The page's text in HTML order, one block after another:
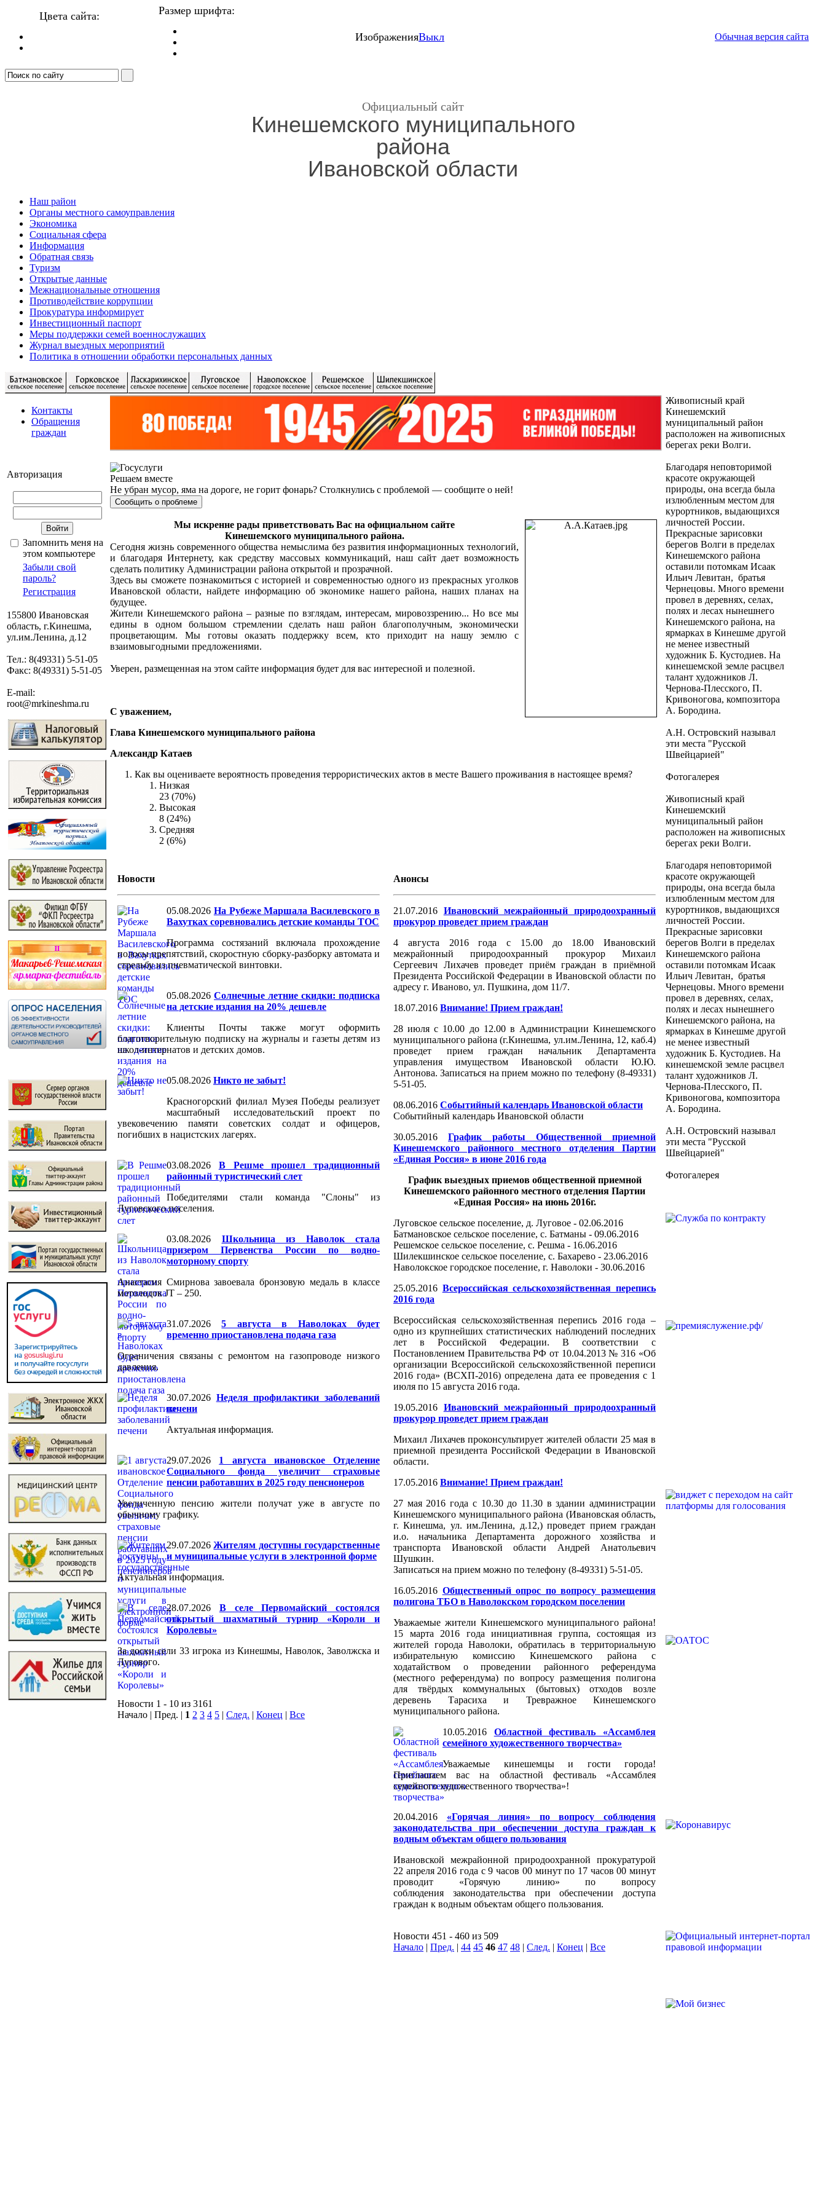
Цвета сайта: Размер шрифта:
ИзображенияВыкл Обычная версия сайта
Официальный сайт
Кинешемского муниципального
района
Ивановской области
Наш район
Органы местного самоуправления
Экономика
Социальная сфера
Информация
Обратная связь
Туризм
Открытые данные
Межнациональные отношения
Противодействие коррупции
Прокуратура информирует
Инвестиционный паспорт
Меры поддержки семей военнослужащих
Журнал выездных мероприятий
Политика в отношении обработки персональных данных
Контакты
Обращения
граждан
Авторизация
Запомнить меня на
этом компьютере
Забыли свой
пароль?
Регистрация
155800 Ивановская
область, г.Кинешма,
ул.им.Ленина, д.12
Тел.: 8(49331) 5-51-05
Факс: 8(49331) 5-51-05
E-mail:
root@mrkineshma.ru
Решаем вместе
Не убран мусор, яма на дороге, не горит фонарь? Столкнулись с проблемой — сообщите о ней!
Сообщить о проблеме
Мы искренне рады приветствовать Вас на официальном сайте
Кинешемского муниципального района.
Сегодня жизнь современного общества немыслима без развития информационных технологий,
и благодаря Интернету, как средству массовых коммуникаций, наш сайт дает возможность
сделать политику Администрации района открытой и прозрачной.
Здесь вы сможете познакомиться с историей и современностью одного из прекрасных уголков
Ивановской области, найдете информацию об экономике нашего района, наших планах на
будущее.
Жители Кинешемского района – разные по взглядам, интересам, мировоззрению... Но все мы
едины в одном большом стремлении сделать наш район благополучным, экономически
процветающим. Мы готовы оказать поддержку всем, кто приходит на нашу землю с
взаимовыгодными предложениями.
Уверен, размещенная на этом сайте информация будет для вас интересной и полезной.
С уважением,
Глава Кинешемского муниципального района
Александр Катаев
Как вы оцениваете вероятность проведения террористических актов в месте Вашего проживания в настоящее время?
Низкая
23 (70%)
Высокая
8 (24%)
Средняя
2 (6%)
Новости
05.08.2026 На Рубеже Маршала Василевского в
Вахутках соревновались детские команды ТОС
Программа состязаний включала прохождение
полосы препятствий, скоростную сборку-разборку автомата и
стрельбу из пневматической винтовки.
05.08.2026 Солнечные летние скидки: подписка
на детские издания на 20% дешевле
Клиенты Почты также могут оформить
благотворительную подписку на журналы и газеты детям из
школ-интернатов и детских домов.
05.08.2026 Никто не забыт!
Красногорский филиал Музея Победы реализует
масштабный исследовательский проект по
увековечению памяти советских солдат и офицеров,
погибших в нацистских лагерях.
03.08.2026
В Решме прошел традиционный
районный туристический слет
Победителями стали команда "Слоны" из
Луговского поселения.
03.08.2026
Школьница из Наволок стала
призером Первенства России по водно-
моторному спорту
Анастасия Смирнова завоевала бронзовую медаль в классе
мотолодок JT – 250.
31.07.2026
5 августа в Наволоках будет
временно приостановлена подача газа
Ограничения связаны с ремонтом на газопроводе низкого
давления.
30.07.2026 Неделя профилактики заболеваний
печени
Актуальная информация.
29.07.2026
1 августа ивановское Отделение
Социального фонда увеличит страховые
пенсии работавших в 2025 году пенсионеров
Увеличенную пенсию жители получат уже в августе по
обычному графику.
29.07.2026 Жителям доступны государственные
и муниципальные услуги в электронной форме
Актуальная информация.
28.07.2026
В селе Первомайский состоялся
открытый шахматный турнир «Короли и
Королевы»
За доски сели 33 игрока из Кинешмы, Наволок, Заволжска и
Лугового.
Новости 1 - 10 из 3161
Начало | Пред. | 1 2 3 4 5 | След. | Конец | Все
Анонсы
21.07.2016 Ивановский межрайонный природоохранный
прокурор проведет прием граждан
4 августа 2016 года с 15.00 до 18.00 Ивановский
межрайонный природоохранный прокурор Михаил
Сергеевич Лихачев проведет приём граждан в приёмной
Президента Российской Федерации в Ивановской области по
адресу г. Иваново, ул. Пушкина, дом 11/7.
18.07.2016 Внимание! Прием граждан!
28 июля с 10.00 до 12.00 в Администрации Кинешемского
муниципального района (г.Кинешма, ул.им.Ленина, 12, каб.4)
проведет прием граждан начальник Департамента
управления имуществом Ивановской области Ю.Ю.
Антонова. Записаться на прием можно по телефону (8-49331)
5-51-05.
08.06.2016 Событийный календарь Ивановской области
Событийный календарь Ивановской области
30.05.2016
График работы Общественной приемной
Кинешемского районного местного отделения Партии
«Единая Россия» в июне 2016 года
График выездных приемов общественной приемной
Кинешемского районного местного отделения Партии
«Единая Россия» на июнь 2016г.
Луговское сельское поселение, д. Луговое - 02.06.2016
Батмановское сельское поселение, с. Батманы - 09.06.2016
Решемское сельское поселение, с. Решма - 16.06.2016
Шилекшинское сельское поселение, с. Бахарево - 23.06.2016
Наволокское городское поселение, г. Наволоки - 30.06.2016
25.05.2016 Всероссийская сельскохозяйственная перепись
2016 года
Всероссийская сельскохозяйственная перепись 2016 года –
одно из крупнейших статистических наблюдений последних
лет в Российской Федерации. В соответствии с
Постановлением Правительства РФ от 10.04.2013 № 316 «Об
организации Всероссийской сельскохозяйственной переписи
2016 года» (ВСХП-2016) определена дата ее проведения с 1
июля по 15 августа 2016 года.
19.05.2016 Ивановский межрайонный природоохранный
прокурор проведет прием граждан
Михаил Лихачев проконсультирует жителей области 25 мая в
приемной президента Российской Федерации в Ивановской
области.
17.05.2016 Внимание! Прием граждан!
27 мая 2016 года с 10.30 до 11.30 в здании администрации
Кинешемского муниципального района (Ивановская область,
г. Кинешма, ул. им.Ленина, д.12,) проведет прием граждан
и.о. начальника Департамента дорожного хозяйства и
транспорта Ивановской области Андрей Анатольевич
Шушкин.
Записаться на прием можно по телефону (8-49331) 5-51-05.
16.05.2016 Общественный опрос по вопросу размещения
полигона ТБО в Наволокском городском поселении
Уважаемые жители Кинешемского муниципального района!
15 марта 2016 года инициативная группа, состоящая из
жителей города Наволоки, обратилась в территориальную
избирательную комиссию Кинешемского района с
ходатайством о проведении районного референдума
(местного референдума) по вопросу размещения полигона
для твёрдых коммунальных (бытовых) отходов возле
деревень Тарасиха и Тревражное Кинешемского
муниципального района.
10.05.2016
Областной фестиваль «Ассамблея
семейного художественного творчества»
Уважаемые кинешемцы и гости города!
Приглашаем вас на областной фестиваль «Ассамблея
семейного художественного творчества»!
20.04.2016
«Горячая линия» по вопросу соблюдения
законодательства при обеспечении доступа граждан к
водным объектам общего пользования
Ивановской межрайонной природоохранной прокуратурой
22 апреля 2016 года с 9 часов 00 минут по 17 часов 00 минут
проводит «Горячую линию» по вопросу
соблюдения законодательства при обеспечении доступа
граждан к водным объектам общего пользования.
Новости 451 - 460 из 509
Начало | Пред. | 44 45 46 47 48 | След. | Конец | Все
Живописный край
Кинешемский
муниципальный район
расположен на живописных
берегах реки Волги.
Благодаря неповторимой
красоте окружающей
природы, она всегда была
излюбленным местом для
курортников, выдающихся
личностей России.
Прекрасные зарисовки
берегов Волги в пределах
Кинешемского района
оставили потомкам Исаак
Ильич Левитан, братья
Чернецовы. Много времени
провел в деревнях, селах,
полях и лесах нынешнего
Кинешемского района, на
ярмарках в Кинешме другой
не менее известный
художник Б. Кустодиев. На
кинешемской земле расцвел
талант художников Л.
Чернова-Плесского, П.
Кривоногова, композитора
А. Бородина.
А.Н. Островский называл
эти места "Русской
Швейцарией"
Фотогалерея
Живописный край
Кинешемский
муниципальный район
расположен на живописных
берегах реки Волги.
Благодаря неповторимой
красоте окружающей
природы, она всегда была
излюбленным местом для
курортников, выдающихся
личностей России.
Прекрасные зарисовки
берегов Волги в пределах
Кинешемского района
оставили потомкам Исаак
Ильич Левитан, братья
Чернецовы. Много времени
провел в деревнях, селах,
полях и лесах нынешнего
Кинешемского района, на
ярмарках в Кинешме другой
не менее известный
художник Б. Кустодиев. На
кинешемской земле расцвел
талант художников Л.
Чернова-Плесского, П.
Кривоногова, композитора
А. Бородина.
А.Н. Островский называл
эти места "Русской
Швейцарией"
Фотогалерея